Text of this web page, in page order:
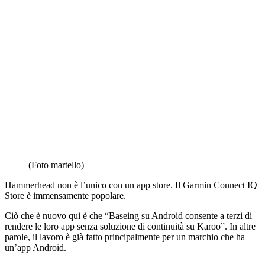
(Foto martello)
Hammerhead non è l’unico con un app store. Il Garmin Connect IQ
Store è immensamente popolare.
Ciò che è nuovo qui è che “Baseing su Android consente a terzi di
rendere le loro app senza soluzione di continuità su Karoo”. In altre
parole, il lavoro è già fatto principalmente per un marchio che ha
un’app Android.